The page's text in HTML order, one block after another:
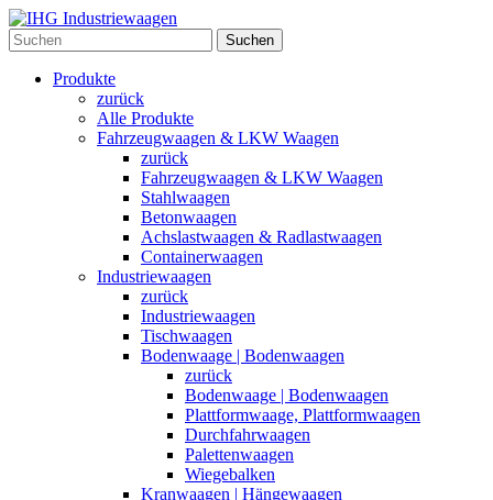
Suchen
Produkte
zurück
Alle Produkte
Fahrzeugwaagen & LKW Waagen
zurück
Fahrzeugwaagen & LKW Waagen
Stahlwaagen
Betonwaagen
Achslastwaagen & Radlastwaagen
Containerwaagen
Industriewaagen
zurück
Industriewaagen
Tischwaagen
Bodenwaage | Bodenwaagen
zurück
Bodenwaage | Bodenwaagen
Plattformwaage, Plattformwaagen
Durchfahrwaagen
Palettenwaagen
Wiegebalken
Kranwaagen | Hängewaagen